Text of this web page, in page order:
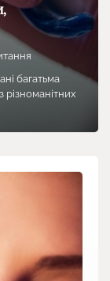
багатьма